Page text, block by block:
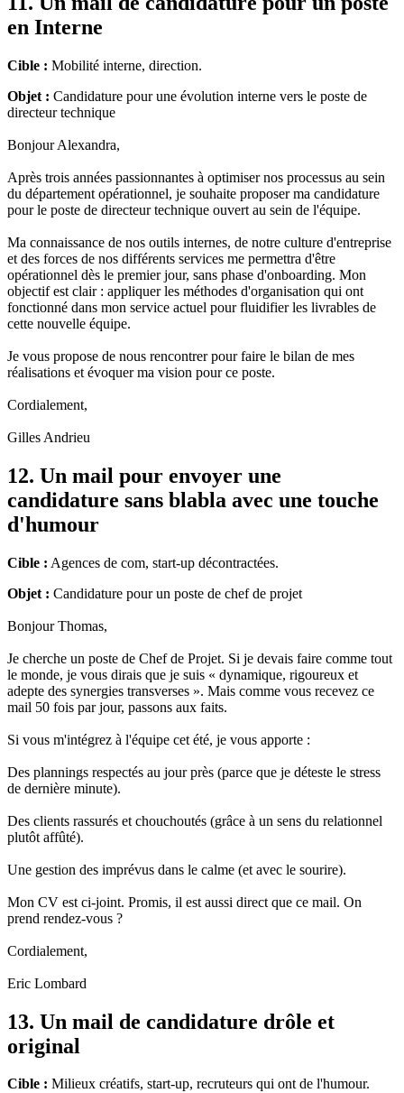
en Interne
Cible : Mobilité interne, direction.
Objet : Candidature pour une évolution interne vers le poste de
directeur technique
Bonjour Alexandra,
Après trois années passionnantes à optimiser nos processus au sein
du département opérationnel, je souhaite proposer ma candidature
pour le poste de directeur technique ouvert au sein de l'équipe.
Ma connaissance de nos outils internes, de notre culture d'entreprise
et des forces de nos différents services me permettra d'être
opérationnel dès le premier jour, sans phase d'onboarding. Mon
objectif est clair : appliquer les méthodes d'organisation qui ont
fonctionné dans mon service actuel pour fluidifier les livrables de
cette nouvelle équipe.
Je vous propose de nous rencontrer pour faire le bilan de mes
réalisations et évoquer ma vision pour ce poste.
Cordialement,
Gilles Andrieu
12. Un mail pour envoyer une
candidature sans blabla avec une touche
d'humour
Cible : Agences de com, start-up décontractées.
Objet : Candidature pour un poste de chef de projet
Bonjour Thomas,
Je cherche un poste de Chef de Projet. Si je devais faire comme tout
le monde, je vous dirais que je suis « dynamique, rigoureux et
adepte des synergies transverses ». Mais comme vous recevez ce
mail 50 fois par jour, passons aux faits.
Si vous m'intégrez à l'équipe cet été, je vous apporte :
Des plannings respectés au jour près (parce que je déteste le stress
de dernière minute).
Des clients rassurés et chouchoutés (grâce à un sens du relationnel
plutôt affûté).
Une gestion des imprévus dans le calme (et avec le sourire).
Mon CV est ci-joint. Promis, il est aussi direct que ce mail. On
prend rendez-vous ?
Cordialement,
Eric Lombard
13. Un mail de candidature drôle et
original
Cible : Milieux créatifs, start-up, recruteurs qui ont de l'humour.